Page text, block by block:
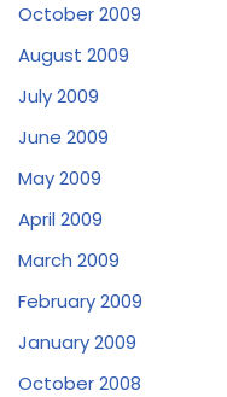
October 2009
August 2009
July 2009
June 2009
May 2009
April 2009
March 2009
February 2009
January 2009
October 2008